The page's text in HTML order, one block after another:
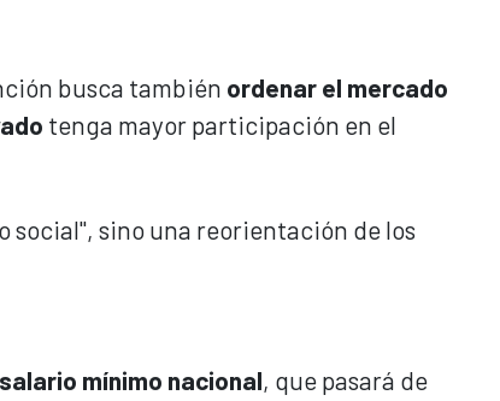
busca también ordenar el mercado
tenga mayor participación en el
social", sino una reorientación de los
mínimo nacional, que pasará de